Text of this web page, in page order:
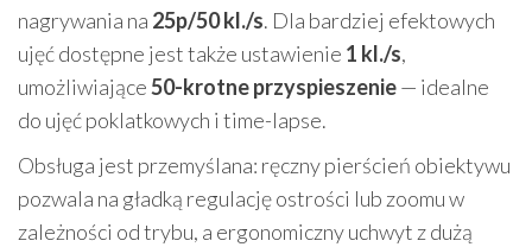
nagrywania na 25p/50 kl./s. Dla bardziej efektowych
ujęć dostępne jest także ustawienie 1 kl./s,
umożliwiające50-krotne przyspieszenie— idealne
do ujęć poklatkowych i time-lapse.
Obsługa jest przemyślana: ręczny pierścień obiektywu
pozwala na gładką regulację ostrości lub zoomu w
zależności od trybu, a ergonomiczny uchwyt z dużą